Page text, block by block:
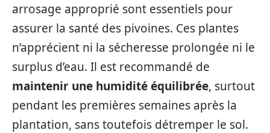
arrosage approprié sont essentiels pour
assurer la santé des pivoines. Ces plantes
n’apprécient ni la sécheresse prolongée ni le
surplus d’eau. Il est recommandé de
maintenir une humidité équilibrée, surtout
pendant les premières semaines après la
plantation, sans toutefois détremper le sol.